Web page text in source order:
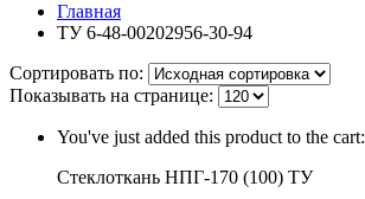
Главная
ТУ 6-48-00202956-30-94
Сортировать по:
Показывать на странице:
You've just added this product to the cart:
Стеклоткань НПГ-170 (100) ТУ